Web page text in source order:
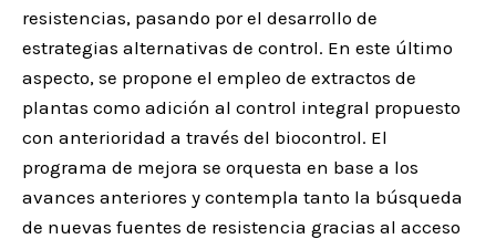
resistencias, pasando por el desarrollo de
estrategias alternativas de control. En este último
aspecto, se propone el empleo de extractos de
plantas como adición al control integral propuesto
con anterioridad a través del biocontrol. El
programa de mejora se orquesta en base a los
avances anteriores y contempla tanto la búsqueda
de nuevas fuentes de resistencia gracias al acceso